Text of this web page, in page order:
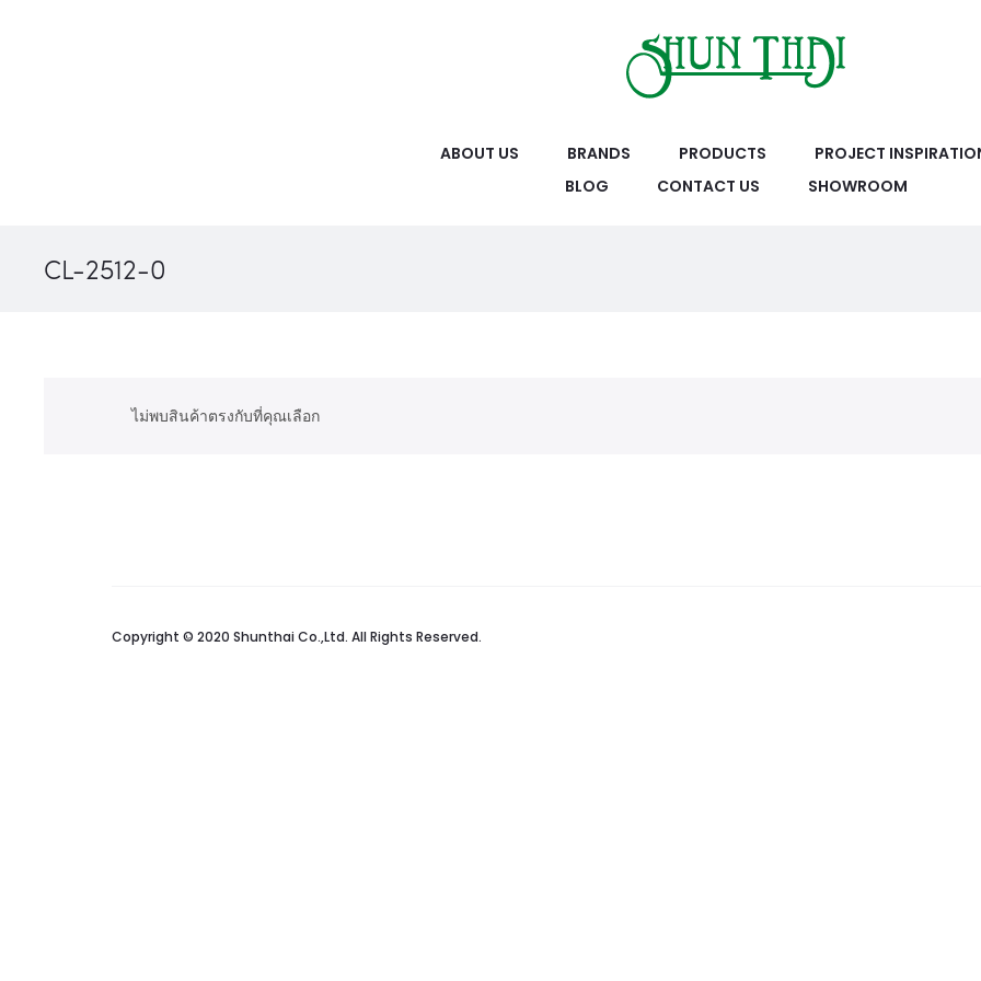
ABOUT US BRANDS PRODUCTS
PROJECT
BLOG
CONTACT US SHOWROOM
CL-2512-0
ไม่พบสินค้าตรงกับที่คุณเลือก
Copyright © 2020 Shunthai Co.,Ltd. All Rights Reserved.